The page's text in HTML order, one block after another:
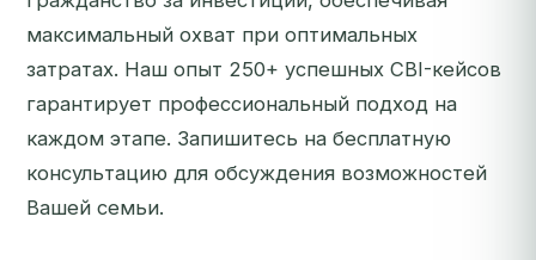
максимальный охват при оптимальных
затратах. Наш опыт 250+ успешных CBI-кейсов
гарантирует профессиональный подход на
каждом этапе. Запишитесь на бесплатную
консультацию для обсуждения возможностей
Вашей семьи.